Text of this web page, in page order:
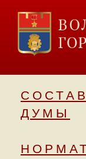
ДУМЫ